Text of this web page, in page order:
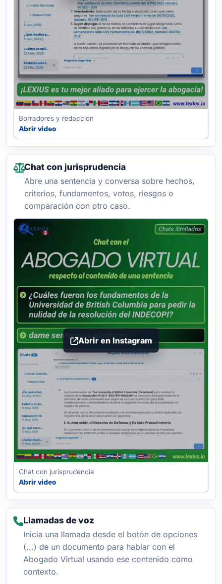
Borradores y redacción
Abrir video
Chat con jurisprudencia
Abre una sentencia y conversa sobre hechos,
criterios, fundamentos, votos, riesgos o
comparación con otro caso.
Abrir en Instagram
Chat con jurisprudencia
Abrir video
Llamadas de voz
Inicia una llamada desde el botón de opciones
(...) de un documento para hablar con el
Abogado Virtual usando ese contenido como
contexto.